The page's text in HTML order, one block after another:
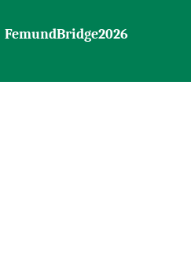
FemundBridge2026